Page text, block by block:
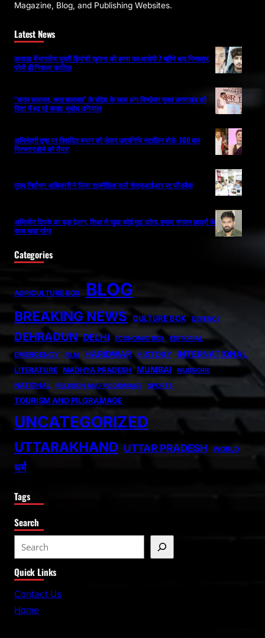
Magazine, Blog, and Publishing Websites.
Latest News
कनाडा में भारतीय युवती हिमांशी खुराना की हत्या का आरोपी 7 महीने बाद गिरफ्तार,
प्रेमी ही निकला कातिल
“कदम सलामत, कल सलामत” के संदेश के साथ अंग-विच्छेदन मुक्त उत्तराखंड की
दिशा में बढ़ रहे कदम: सुबोध उनियाल
अभिनेत्री तृषा पर विवादित बयान को लेकर उदयनिधि स्टालिन बोले- 100 बार
गिरफ्तार होने को तैयार
मुख्य निर्वाचन अधिकारी ने लिया राजनैतिक दलों से एसआईआर पर फीडबैक
अभिजीत दिपके का बड़ा ऐलान, शिक्षा से जुड़ा कोई मुद्दा उठेगा, हमारा संगठन छात्रों के
साथ खड़ा रहेगा
Categories
AGRICULTURE BOX BLOG
BREAKING NEWS CULTURE BOX DEFENCE
DEHRADUN DELHI ECONOMIC BOX EDITORIAL
EMERGENCY FILM HARIDWAR HISTORY INTERNATIONAL
LITERATURE MADHYA PRADESH MUMBAI MUSSORIE
NATIONAL RELIGION AND PILGRIMAGE SPORTS
TOURISM AND PILGRAMAGE
UNCATEGORIZED
UTTARAKHAND UTTAR PRADESH WORLD
धर्म
Tags
Search
e
a
r
Quick Links
Contact Us
Home